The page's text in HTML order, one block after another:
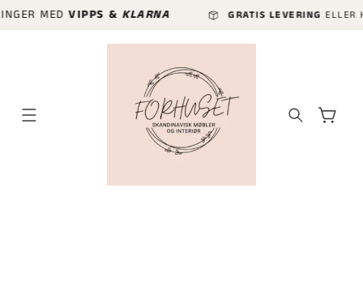
TIL
MEDVIPPS &KLARNA GRATIS LEVERINGELLER
Handlekurv